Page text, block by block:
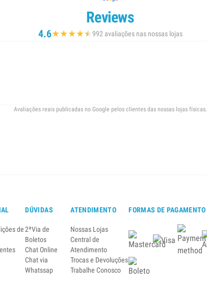
Reviews
4.6★★★★★
★992 avaliações nas nossas lojas
Avaliações reais publicadas no Google pelos clientes das nossas lojas físicas.
de
DÚVIDAS
2ªVia de
Boletos
Chat Online
Chat via
Whatssap
ATENDIMENTO
Nossas Lojas
Central de
Atendimento
Trocas e Devoluções
Trabalhe Conosco
FORMAS DE PAGAMENTO